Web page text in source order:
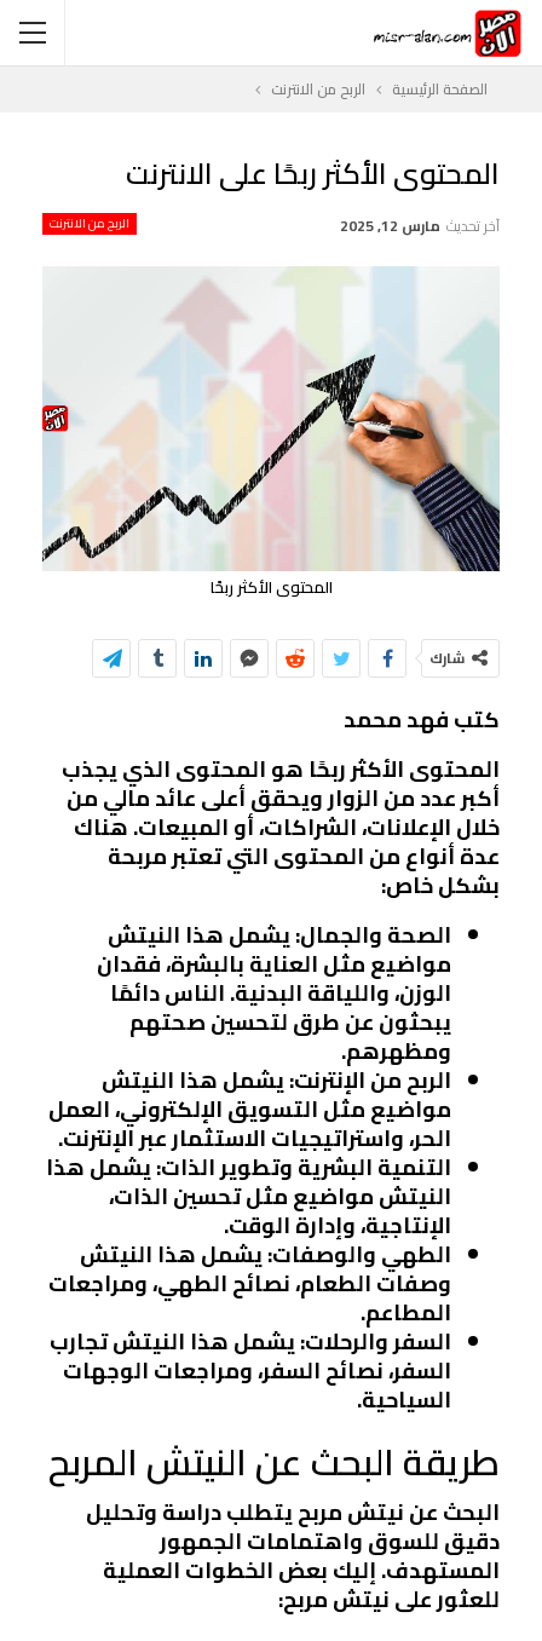
الصفحة الرئيسية الربح من الانترنت
المحتوى الأكثر ربحًا على الانترنت
الربح من الانترنت آخر تحديث مارس 12, 2025
المحتوى الأكثر ربحًا
شارك
كتب فهد محمد
المحتوى الأكثر ربحًا هو المحتوى الذي يجذب
أكبر عدد من الزوار ويحقق أعلى عائد مالي من
خلال الإعلانات، الشراكات، أو المبيعات. هناك
عدة أنواع من المحتوى التي تعتبر مربحة
بشكل خاص:
الصحة والجمال: يشمل هذا النيتش
مواضيع مثل العناية بالبشرة، فقدان
الوزن، واللياقة البدنية. الناس دائمًا
يبحثون عن طرق لتحسين صحتهم
ومظهرهم.
الربح من الإنترنت: يشمل هذا النيتش
مواضيع مثل التسويق الإلكتروني، العمل
الحر، واستراتيجيات الاستثمار عبر الإنترنت.
التنمية البشرية وتطوير الذات: يشمل هذا
النيتش مواضيع مثل تحسين الذات،
الإنتاجية، وإدارة الوقت.
الطهي والوصفات: يشمل هذا النيتش
وصفات الطعام، نصائح الطهي، ومراجعات
المطاعم.
السفر والرحلات: يشمل هذا النيتش تجارب
السفر، نصائح السفر، ومراجعات الوجهات
السياحية.
طريقة البحث عن النيتش المربح
البحث عن نيتش مربح يتطلب دراسة وتحليل
دقيق للسوق واهتمامات الجمهور
المستهدف. إليك بعض الخطوات العملية
للعثور على نيتش مربح: